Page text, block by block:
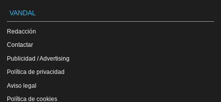
VANDAL
Redacción
Contactar
Publicidad / Advertising
Política de privacidad
Aviso legal
Política de cookies